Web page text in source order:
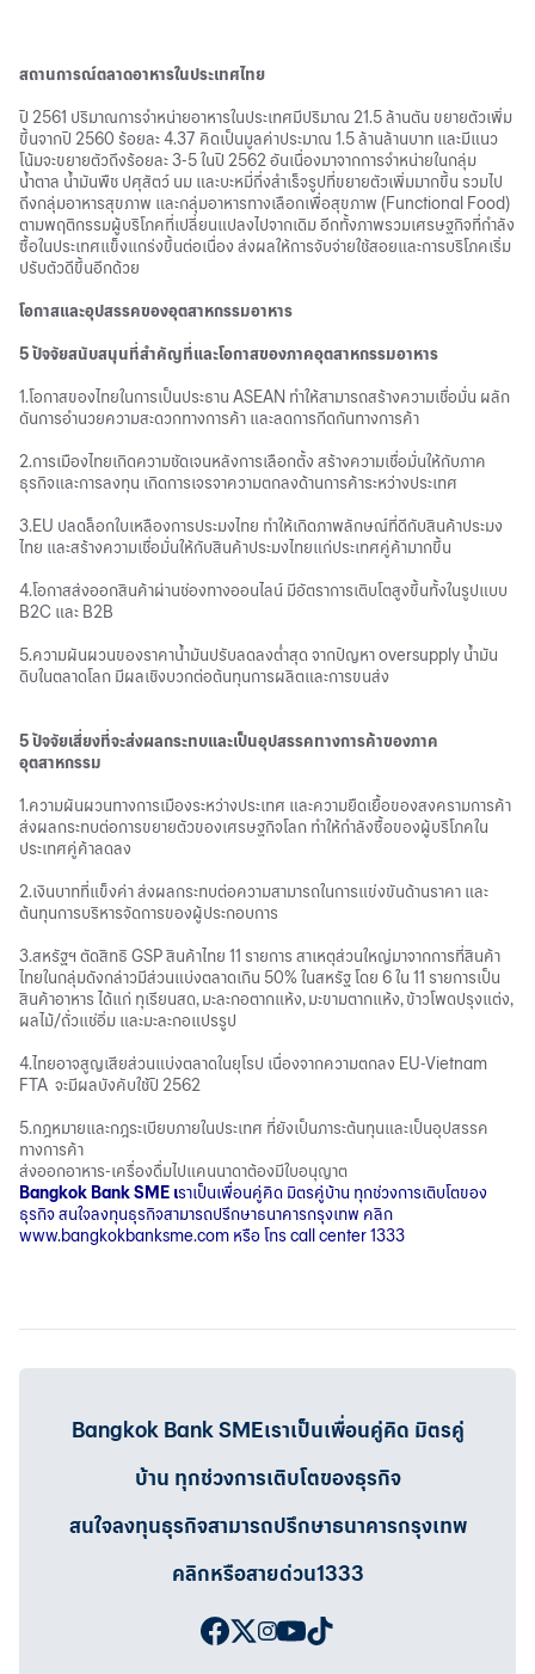
สถานการณ์ตลาดอาหารในประเทศไทย
ปี 2561 ปริมาณการจำหน่ายอาหารในประเทศมีปริมาณ 21.5 ล้านตัน ขยายตัวเพิ่ม
ขึ้นจากปี 2560 ร้อยละ 4.37 คิดเป็นมูลค่าประมาณ 1.5 ล้านล้านบาท และมีแนว
โน้มจะขยายตัวถึงร้อยละ 3-5 ในปี 2562 อันเนื่องมาจากการจําหน่ายในกลุ่ม
น้ำตาล น้ำมันพืช ปศุสัตว์ นม และบะหมี่กึ่งสําเร็จรูปที่ขยายตัวเพิ่มมากขึ้น รวมไป
ถึงกลุ่มอาหารสุขภาพ และกลุ่มอาหารทางเลือกเพื่อสุขภาพ (Functional Food)
ตามพฤติกรรมผู้บริโภคที่เปลี่ยนแปลงไปจากเดิม อีกทั้งภาพรวมเศรษฐกิจที่กําลัง
ซื้อในประเทศแข็งแกร่งขึ้นต่อเนื่อง ส่งผลให้การจับจ่ายใช้สอยและการบริโภคเริ่ม
ปรับตัวดีขึ้นอีกด้วย
โอกาสและอุปสรรคของอุตสาหกรรมอาหาร
5 ปัจจัยสนับสนุนที่สำคัญที่และโอกาสของภาคอุตสาหกรรมอาหาร
1.โอกาสของไทยในการเป็นประธาน ASEAN ทำให้สามารถสร้างความเชื่อมั่น ผลัก
ดันการอำนวยความสะดวกทางการค้า และลดการกีดกันทางการค้า
2.การเมืองไทยเกิดความชัดเจนหลังการเลือกตั้ง สร้างความเชื่อมั่นให้กับภาค
ธุรกิจและการลงทุน เกิดการเจรจาความตกลงด้านการค้าระหว่างประเทศ
3.EU ปลดล็อกใบเหลืองการประมงไทย ทำให้เกิดภาพลักษณ์ที่ดีกับสินค้าประมง
ไทย และสร้างความเชื่อมั่นให้กับสินค้าประมงไทยแก่ประเทศคู่ค้ามากขึ้น
4.โอกาสส่งออกสินค้าผ่านช่องทางออนไลน์ มีอัตราการเติบโตสูงขึ้นทั้งในรูปแบบ
B2C และ B2B
5.ความผันผวนของราคาน้ำมันปรับลดลงต่ำสุด จากปัญหา oversupply น้ำมัน
ดิบในตลาดโลก มีผลเชิงบวกต่อต้นทุนการผลิตและการขนส่ง
5 ปัจจัยเสี่ยงที่จะส่งผลกระทบและเป็นอุปสรรคทางการค้าของภาค
อุตสาหกรรม
1.ความผันผวนทางการเมืองระหว่างประเทศ และความยืดเยื้อของสงครามการค้า
ส่งผลกระทบต่อการขยายตัวของเศรษฐกิจโลก ทำให้กำลังซื้อของผู้บริโภคใน
ประเทศคู่ค้าลดลง
2.เงินบาทที่แข็งค่า ส่งผลกระทบต่อความสามารถในการแข่งขันด้านราคา และ
ต้นทุนการบริหารจัดการของผู้ประกอบการ
3.สหรัฐฯ ตัดสิทธิ GSP สินค้าไทย 11 รายการ สาเหตุส่วนใหญ่มาจากการที่สินค้า
ไทยในกลุ่มดังกล่าวมีส่วนแบ่งตลาดเกิน 50% ในสหรัฐ โดย 6 ใน 11 รายการเป็น
สินค้าอาหาร ได้แก่ ทุเรียนสด, มะละกอตากแห้ง, มะขามตากแห้ง, ข้าวโพดปรุงแต่ง,
ผลไม้/ถั่วแช่อิ่ม และมะละกอแปรรูป
4.ไทยอาจสูญเสียส่วนแบ่งตลาดในยุโรป เนื่องจากความตกลง EU-Vietnam
FTA จะมีผลบังคับใช้ปี 2562
5.กฎหมายและกฎระเบียบภายในประเทศ ที่ยังเป็นภาระต้นทุนและเป็นอุปสรรค
ทางการค้า
ส่งออกอาหาร-เครื่องดื่มไปแคนนาดาต้องมีใบอนุญาต
Bangkok Bank SME เราเป็นเพื่อนคู่คิด มิตรคู่บ้าน ทุกช่วงการเติบโตของ
ธุรกิจ สนใจลงทุนธุรกิจสามารถปรึกษาธนาคารกรุงเทพ คลิก
www.bangkokbanksme.com หรือ โทร call center 1333
Bangkok Bank SMEเราเป็นเพื่อนคู่คิด มิตรคู่
บ้าน ทุกช่วงการเติบโตของธุรกิจ
สนใจลงทุนธุรกิจสามารถปรึกษาธนาคารกรุงเทพ
คลิกหรือสายด่วน1333